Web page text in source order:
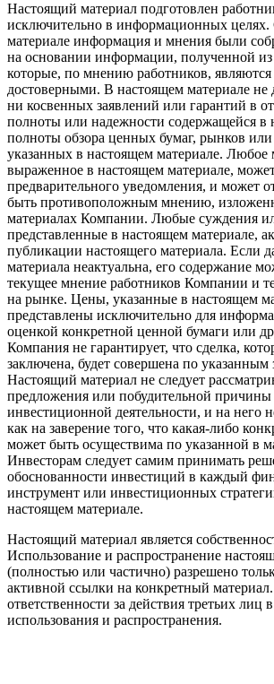
Настоящий материал подготовлен
исключительно в информационных
материале информация и мнения были
на основании информации, полученной из
которые, по мнению работников,
достоверными. В настоящем материале не
ни косвенных заявлений или гарантий в
полноты или надежности содержащейся
полноты обзора ценных бумаг, рынков
указанных в настоящем материале. Любое
выраженное в настоящем материале,
предварительного уведомления, и может
быть противоположным мнению,
материалах Компании. Любые суждения
представленные в настоящем материале,
публикации настоящего материала. Если
материала неактуальна, его содержание
текущее мнение работников Компании и
на рынке. Цены, указанные в настоящем
представлены исключительно для
оценкой конкретной ценной бумаги или
Компания не гарантирует, что сделка,
заключена, будет совершена по указанным
Настоящий материал не следует
предложения или побудительной причины
инвестиционной деятельности, и на него
как на заверение того, что какая-либо
может быть осуществима по указанной в
Инвесторам следует самим принимать
обоснованности инвестиций в каждый
инструмент или инвестиционных
настоящем материале.
Настоящий материал является
Использование и распространение
(полностью или частично) разрешено
активной ссылки на конкретный
ответственности за действия третьих лиц в
использования и распространения.